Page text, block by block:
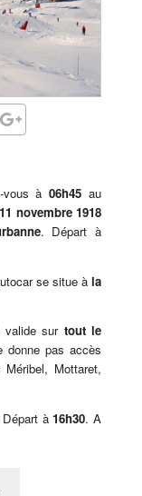
vous à06h45 au
novembre 1918
. Départ à
se situe à la
sur tout le
donne pas accès
Mottaret,
à16h30. A